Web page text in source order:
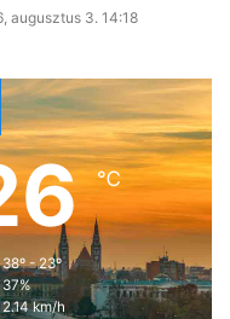
augusztus 3. 14:18
℃
- 23º
37%
2.14 km/h